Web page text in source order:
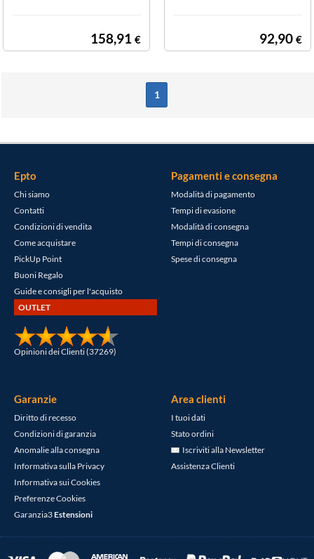
158,91 € 92,90 €
1
Epto
Chi siamo
Contatti
Condizioni di vendita
Come acquistare
PickUp Point
Buoni Regalo
Guide e consigli per l'acquisto
OUTLET
Opinioni dei Clienti (37269)
Pagamenti e consegna
Modalità di pagamento
Tempi di evasione
Modalità di consegna
Tempi di consegna
Spese di consegna
Garanzie
Diritto di recesso
Condizioni di garanzia
Anomalie alla consegna
Informativa sulla Privacy
Informativa sui Cookies
Preferenze Cookies
Garanzia3Estensioni
Area clienti
I tuoi dati
Stato ordini
Iscriviti alla Newsletter
Assistenza Clienti